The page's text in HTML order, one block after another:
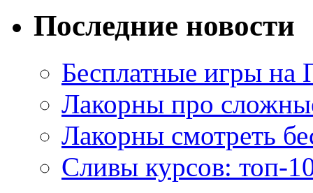
Последние новости
Бесплатные игры на
Лакорны про
Лакорны смотреть
Сливы курсов: топ-